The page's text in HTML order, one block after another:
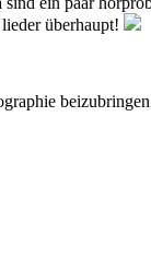
überhaupt!